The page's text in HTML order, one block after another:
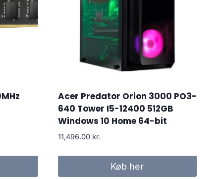
Acer Predator Orion 3000 PO3-
640 Tower I5-12400 512GB
Windows 10 Home 64-bit
11,496.00 kr.
Køb her